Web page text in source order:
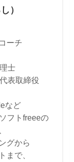
）
ーチ
士
表取締役
など
フトfreeeの
グから
まで、